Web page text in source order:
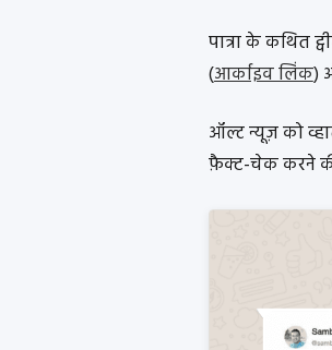
पात्रा के कथित
(आर्काइव लिंक)
ऑल्ट न्यूज़ को
फ़ैक्ट-चेक करने की